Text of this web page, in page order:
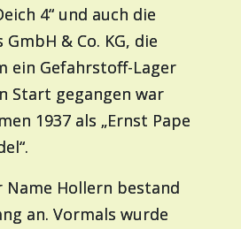
4“ und auch die
& Co. KG, die
ein Gefahrstoff-Lager
Start gegangen war
1937 als „Ernst Pape
Name Hollern bestand
an. Vormals wurde